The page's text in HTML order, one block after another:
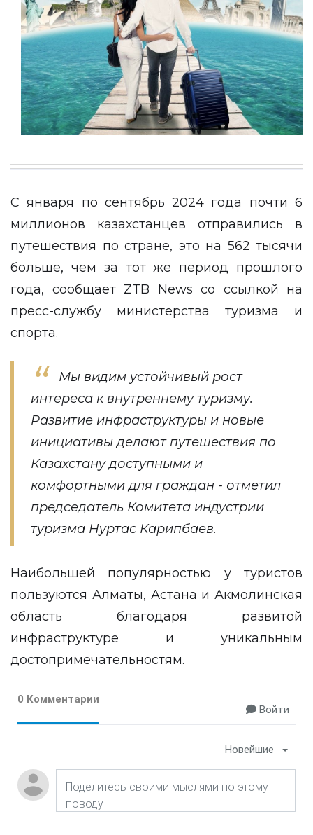
С января по сентябрь 2024 года почти 6
миллионов казахстанцев отправились в
путешествия по стране, это на 562 тысячи
больше, чем за тот же период прошлого
года, сообщает ZTB News со ссылкой на
пресс-службу министерства туризма и
спорта.
Мы видим устойчивый рост
интереса к внутреннему туризму.
Развитие инфраструктуры и новые
инициативы делают путешествия по
Казахстану доступными и
комфортными для граждан - отметил
председатель Комитета индустрии
туризма Нуртас Карипбаев.
Наибольшей популярностью у туристов
пользуются Алматы, Астана и Акмолинская
область благодаря развитой
инфраструктуре и уникальным
достопримечательностям.
0 Комментарии
Войти
Новейшие